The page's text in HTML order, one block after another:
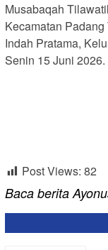
Musabaqah
Kecamatan
Indah Pratama,
Senin 15 Juni 2026.
Post Views: 82
Baca berita